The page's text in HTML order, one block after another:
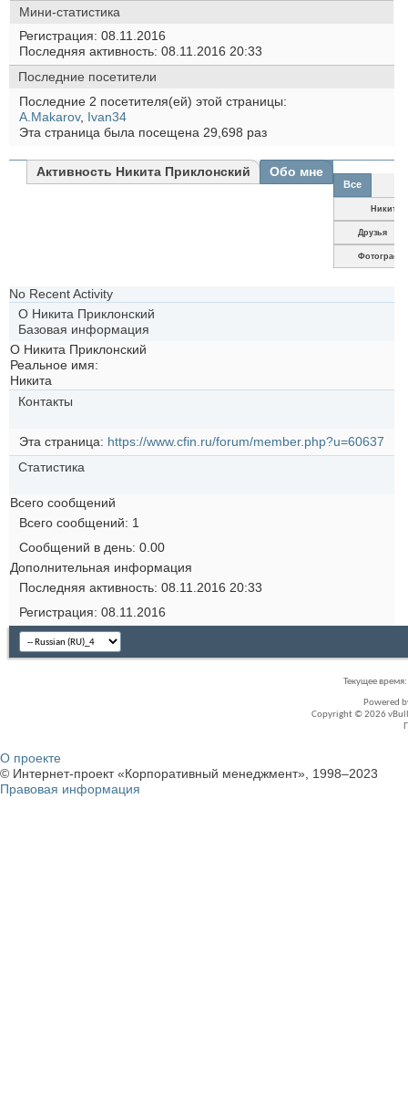
Мини-статистика
Регистрация 08.11.2016
Последняя активность 08.11.2016 20:33
Последние посетители
Последние 2 посетителя(ей) этой страницы:
A.Makarov, Ivan34
Эта страница была посещена 29,698 раз
Активность Никита Приклонский Обо мне
Все
Никита
Друзья
No Recent Activity
О Никита Приклонский
Базовая информация
О Никита Приклонский
Реальное имя:
Никита
Контакты
Эта страница https://www.cfin.ru/forum/member.php?u=60637
Статистика
Всего сообщений
Всего сообщений
1
Сообщений в день 0.00
Дополнительная информация
Последняя активность 08.11.2016 20:33
Регистрация 08.11.2016
Текущее время:
Powered
Copyright © 2026
О проекте
© Интернет-проект «Корпоративный менеджмент», 1998–2023
Правовая информация